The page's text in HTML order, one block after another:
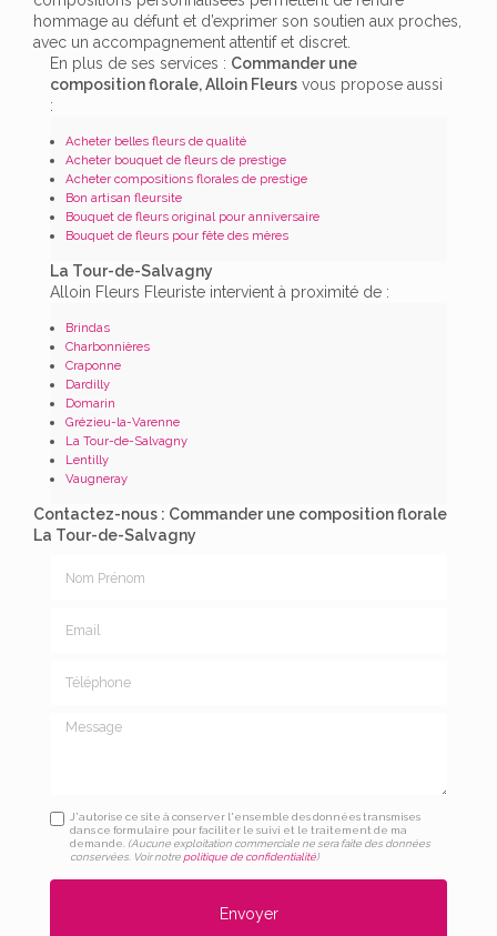
hommage au défunt et d’exprimer son soutien aux proches,
avec un accompagnement attentif et discret.
En plus de ses services : Commander une
composition florale, Alloin Fleurs vous propose aussi
:
Acheter belles fleurs de qualité
Acheter bouquet de fleurs de prestige
Acheter compositions florales de prestige
Bon artisan fleursite
Bouquet de fleurs original pour anniversaire
Bouquet de fleurs pour fête des mères
La Tour-de-Salvagny
Alloin Fleurs Fleuriste intervient à proximité de :
Brindas
Charbonnières
Craponne
Dardilly
Domarin
Grézieu-la-Varenne
La Tour-de-Salvagny
Lentilly
Vaugneray
Contactez-nous : Commander une composition florale
La Tour-de-Salvagny
Message
J'autorise ce site à conserver l'ensemble des données transmises
dans ce formulaire pour faciliter le suivi et le traitement de ma
demande. (Aucune exploitation commerciale ne sera faite des données
conservées. Voir notre politique de confidentialité)